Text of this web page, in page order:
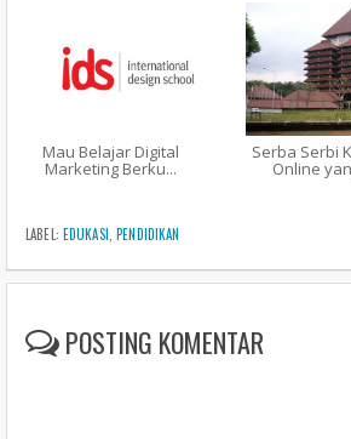
Mau Belajar Digital
Marketing Berku...
Serba Serbi
Online
LABEL: EDUKASI ,PENDIDIKAN
POSTING KOMENTAR